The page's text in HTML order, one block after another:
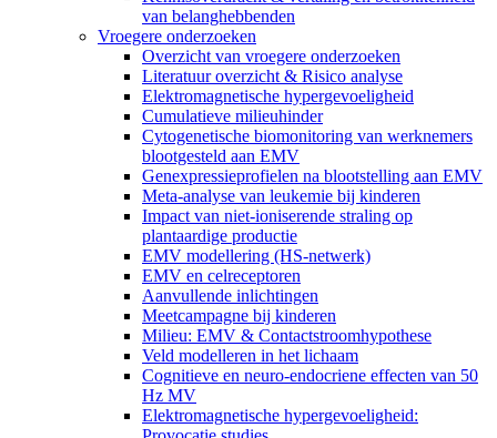
van belanghebbenden
Vroegere onderzoeken
Overzicht van vroegere onderzoeken
Literatuur overzicht & Risico analyse
Elektromagnetische hypergevoeligheid
Cumulatieve milieuhinder
Cytogenetische biomonitoring van werknemers
blootgesteld aan EMV
Genexpressieprofielen na blootstelling aan EMV
Meta-analyse van leukemie bij kinderen
Impact van niet-ioniserende straling op
plantaardige productie
EMV modellering (HS-netwerk)
EMV en celreceptoren
Aanvullende inlichtingen
Meetcampagne bij kinderen
Milieu: EMV & Contactstroomhypothese
Veld modelleren in het lichaam
Cognitieve en neuro-endocriene effecten van 50
Hz MV
Elektromagnetische hypergevoeligheid: